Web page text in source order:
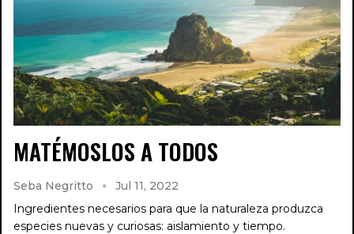
MATÉMOSLOS A TODOS
Seba Negritto
Jul 11, 2022
Ingredientes necesarios para que la naturaleza produzca
especies nuevas y curiosas: aislamiento y tiempo.